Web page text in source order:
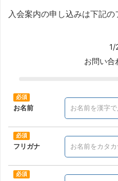
入会案内の申し込みは下記の
1/
お問い合
お名前
フリガナ